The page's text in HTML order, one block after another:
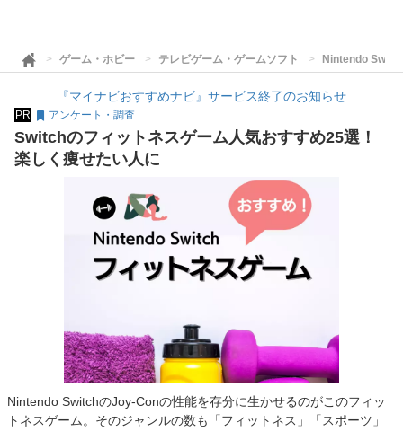
ゲーム・ホビー テレビゲーム・ゲームソフト Nintendo
『マイナビおすすめナビ』サービス終了のお知らせ
PR アンケート・調査
Switchのフィットネスゲーム人気おすすめ25選！
楽しく痩せたい人に
Nintendo SwitchのJoy-Conの性能を存分に生かせるのがこのフィッ
トネスゲーム。そのジャンルの数も「フィットネス」「スポーツ」